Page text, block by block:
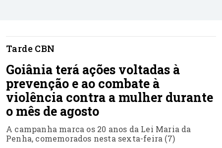
Tarde CBN
Goiânia terá ações voltadas à
prevenção e ao combate à
violência contra a mulher durante
o mês de agosto
A campanha marca os 20 anos da Lei Maria da
Penha, comemorados nesta sexta-feira (7)